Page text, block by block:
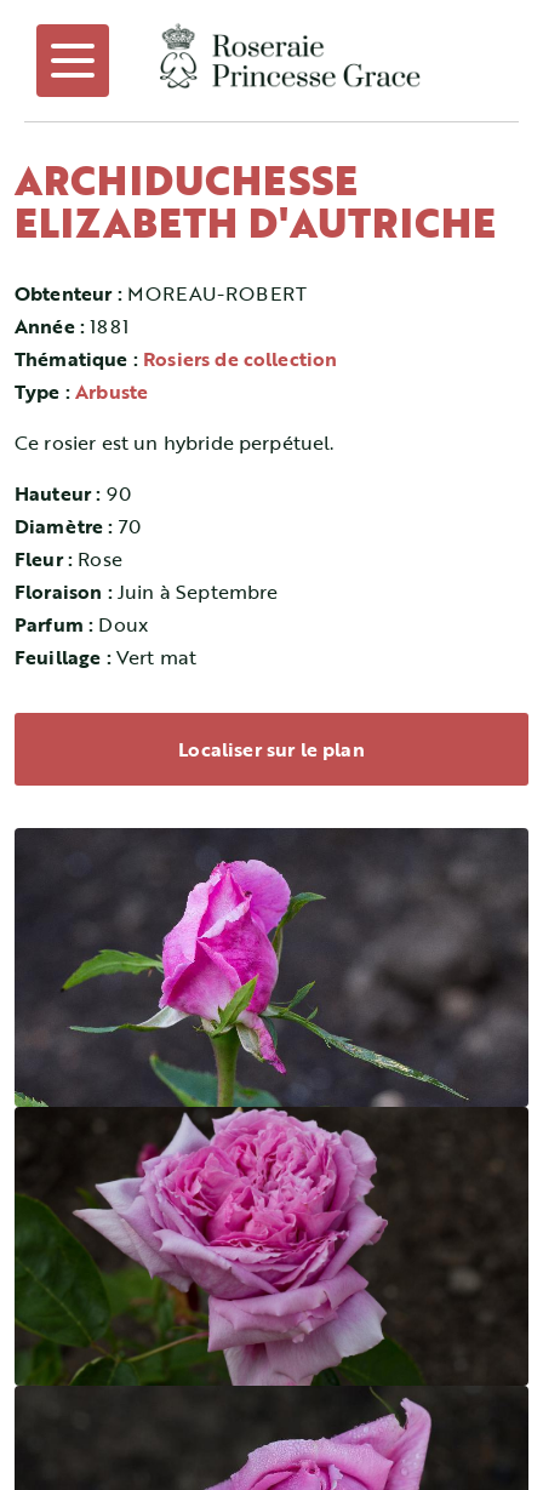
ARCHIDUCHESSE
ELIZABETH D'AUTRICHE
Obtenteur : MOREAU-ROBERT
Année :1881
Thématique : Rosiers de collection
Type :Arbuste
Ce rosier est un hybride perpétuel.
Hauteur : 90
Diamètre : 70
Fleur : Rose
Floraison :Juin à Septembre
Parfum : Doux
Feuillage :Vert mat
Localiser sur le plan